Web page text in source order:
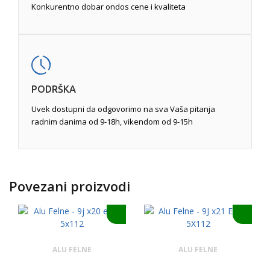
Konkurentno dobar ondos cene i kvaliteta
PODRŠKA
Uvek dostupni da odgovorimo na sva Vaša pitanja
radnim danima od 9-18h, vikendom od 9-15h
Povezani proizvodi
ALU FELNE ALU FELNE